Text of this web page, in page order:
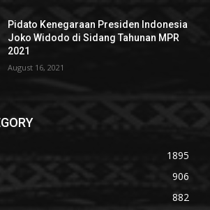
Pidato Kenegaraan Presiden Indonesia
Joko Widodo di Sidang Tahunan MPR
2021
August 16, 2021
1895
906
882